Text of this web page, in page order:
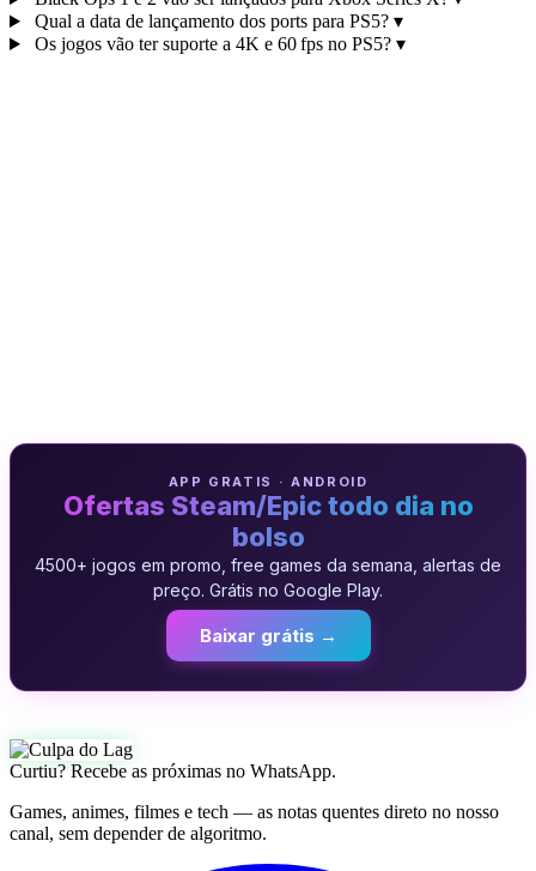
Qual a data de lançamento dos ports para PS5? ▾
Os jogos vão ter suporte a 4K e 60 fps no PS5? ▾
APP GRATIS · ANDROID
Ofertas Steam/Epic todo dia no
bolso
4500+ jogos em promo, free games da semana, alertas de
preço. Grátis no Google Play.
Baixar grátis →
Curtiu? Recebe as próximas no WhatsApp.
Games, animes, filmes e tech — as notas quentes direto no nosso
canal, sem depender de algoritmo.